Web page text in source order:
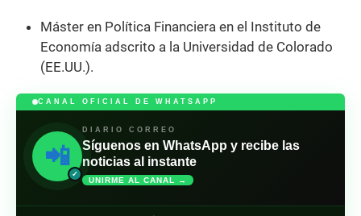
Máster en Política Financiera en el Instituto de
Economía adscrito a la Universidad de Colorado
(EE.UU.).
CANAL OFICIAL DE WHATSAPP
📲
✓
DIARIO CORREO
Síguenos en WhatsApp y recibe las
noticias al instante
UNIRME AL CANAL →